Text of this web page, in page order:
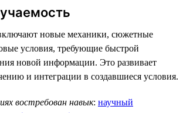
новые механики, сюжетные
условия, требующие быстрой
новой информации. Это развивает
и интеграции в создавшиеся условия.
востребован навык: научный